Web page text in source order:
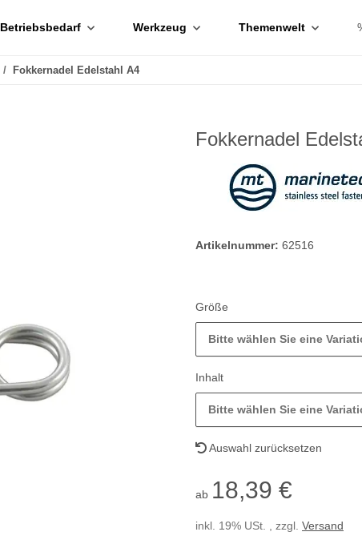
Betriebsbedarf Werkzeug Themenwelt
Fokkernadel Edelstahl A4
Fokkernadel
Artikelnummer: 62516
Größe
Bitte wählen Sie eine
Inhalt
Bitte wählen Sie eine
Auswahl zurücksetzen
ab 18,39 €
inkl. 19% USt. , zzgl. Versand